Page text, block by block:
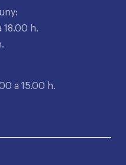
18.00 h.
a 15.00 h.